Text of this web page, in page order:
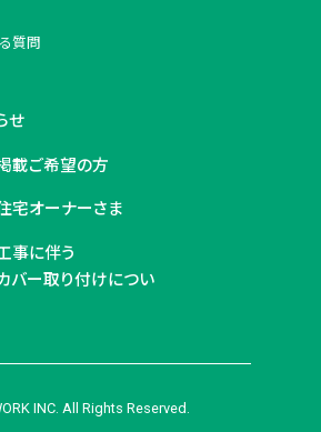
質問
せ
載ご希望の方
宅オーナーさま
事に伴う
バー取り付けについ
INC. All Rights Reserved.